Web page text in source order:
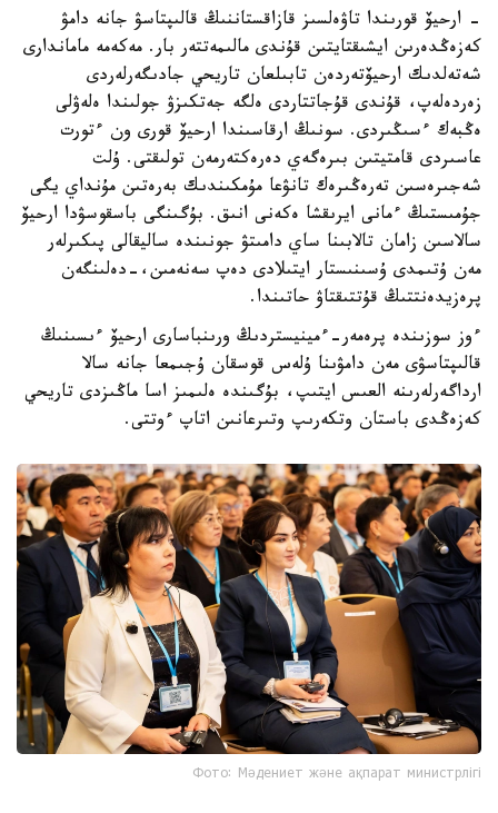
- ارحيۆ قورىندا تاۋەلسىز قازاقستاننىڭ قالىپتاسۋ جانە دامۋ
كەزەڭدەرىن ايشىقتايتىن قۇندى مالىمەتتەر بار. مەكەمە ماماندارى
شەتەلدىك ارحيۆتەردەن تابىلعان تاريحي جادىگەرلەردى
زەردەلەپ، قۇندى قۇجاتتاردى ەلگە جەتكىزۋ جولىندا ەلەۋلى
ەڭبەك ءسىڭىردى. سونىڭ ارقاسىندا ارحيۆ قورى ون ءتورت
عاسىردى قامتيتىن بىرەگەي دەرەكتەرمەن تولىقتى. ۇلت
شەجىرەسىن تەرەڭىرەك تانۋعا مۇمكىندىك بەرەتىن مۇنداي يگى
جۇمىستىڭ ءمانى ايرىقشا ەكەنى انىق. بۇگىنگى باسقوسۋدا ارحيۆ
سالاسىن زامان تالابىنا ساي دامىتۋ جونىندە ساليقالى پىكىرلەر
مەن ۇتىمدى ۇسىنىستار ايتىلادى دەپ سەنەمىن،-دەلىنگەن
پرەزيدەنتتىڭ قۇتتىقتاۋ حاتىندا.
ءوز سوزىندە پرەمەر-ءمينيستردىڭ ورىنباسارى ارحيۆ ءىسىنىڭ
قالىپتاسۋى مەن دامۋىنا ۇلەس قوسقان ۇجىمعا جانە سالا
ارداگەرلەرىنە العىس ايتىپ، بۇگىندە ەلىمىز اسا ماڭىزدى تاريحي
كەزەڭدى باستان وتكەرىپ وتىرعانىن اتاپ ءوتتى.
Фото: Мәдениет және ақпарат министрлігі